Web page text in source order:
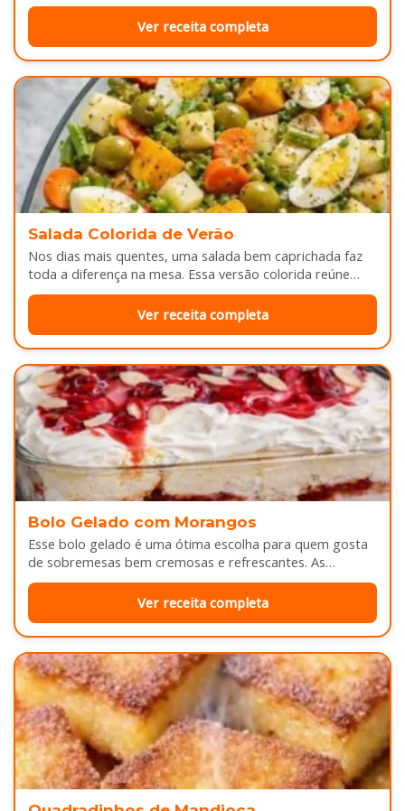
Ver receita completa
Salada Colorida de Verão
Nos dias mais quentes, uma salada bem caprichada faz
toda a diferença na mesa. Essa versão colorida reúne
legumes cozidos…
Ver receita completa
Bolo Gelado com Morangos
Esse bolo gelado é uma ótima escolha para quem gosta
de sobremesas bem cremosas e refrescantes. As
camadas de massa…
Ver receita completa